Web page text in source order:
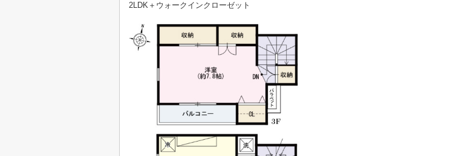
2LDK＋ウォークインクローゼット